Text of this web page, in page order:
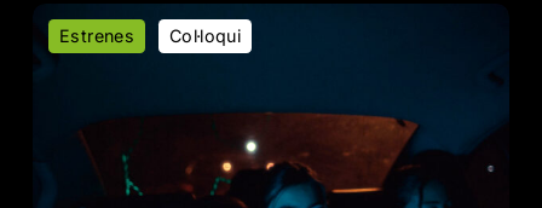
No
Cómo
Col·loqui
Estrenes